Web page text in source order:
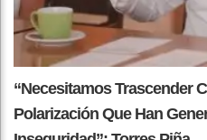
“Necesitamos Trascender
Polarización Que Han